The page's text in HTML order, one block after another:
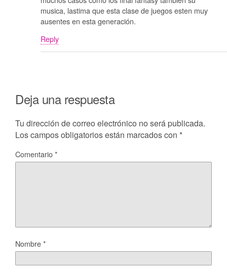
musica, lastima que esta clase de juegos esten muy
ausentes en esta generación.
Reply
Deja una respuesta
Tu dirección de correo electrónico no será publicada.
Los campos obligatorios están marcados con *
Comentario*
Nombre*